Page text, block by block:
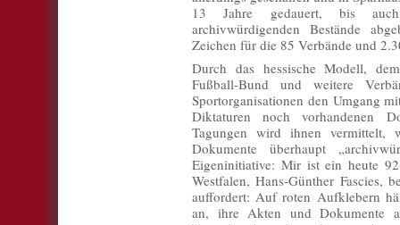
13 Jahre gedauert, bis
archivwürdigenden Bestände
Zeichen für die 85 Verbände und
Durch das hessische Modell,
Fußball-Bund und weitere
Sportorganisationen den Umgang
Diktaturen noch vorhandenen
Tagungen wird ihnen
Dokumente überhaupt
Eigeninitiative: Mir ist ein heute
Westfalen, Hans-Günther Fascies,
auffordert: Auf roten Aufklebern
an, ihre Akten und Dokumente